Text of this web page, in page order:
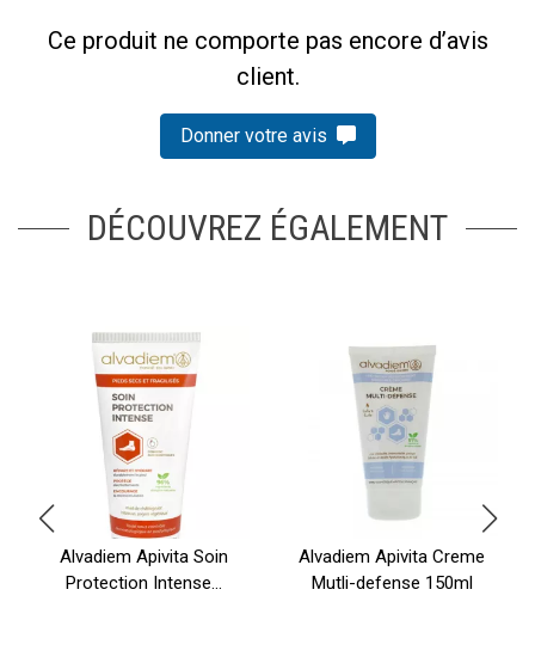
Ce produit ne comporte pas encore d’avis
client.
Donner votre avis
DÉCOUVREZ ÉGALEMENT
Alvadiem Apivita Soin
Protection Intense...
Alvadiem Apivita Creme
Mutli-defense 150ml